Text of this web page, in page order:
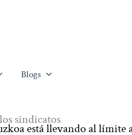
Blogs
sindicatos
está llevando al límite